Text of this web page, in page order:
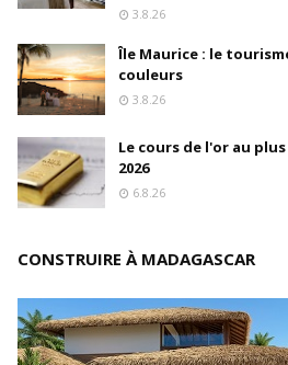
stratégique
leurs pions
de fonds
3.8.26
Île Maurice : le
couleurs
3.8.26
Le cours de l'or au
2026
6.8.26
CONSTRUIRE À MADAGASCAR